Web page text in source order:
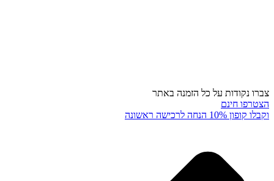
צברו נקודות על כל הזמנה באתר
הצטרפו חינם
וקבלו קופון 10% הנחה לרכישה ראשונה